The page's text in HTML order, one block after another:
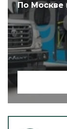
По Москве